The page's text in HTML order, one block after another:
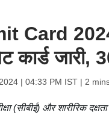
Card
कार्ड
| 04:33 PM IST| 2
(सीबीई) और शारीरिक